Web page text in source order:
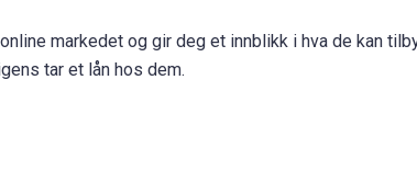
markedet og gir deg et innblikk i hva de kan
tar et lån hos dem.